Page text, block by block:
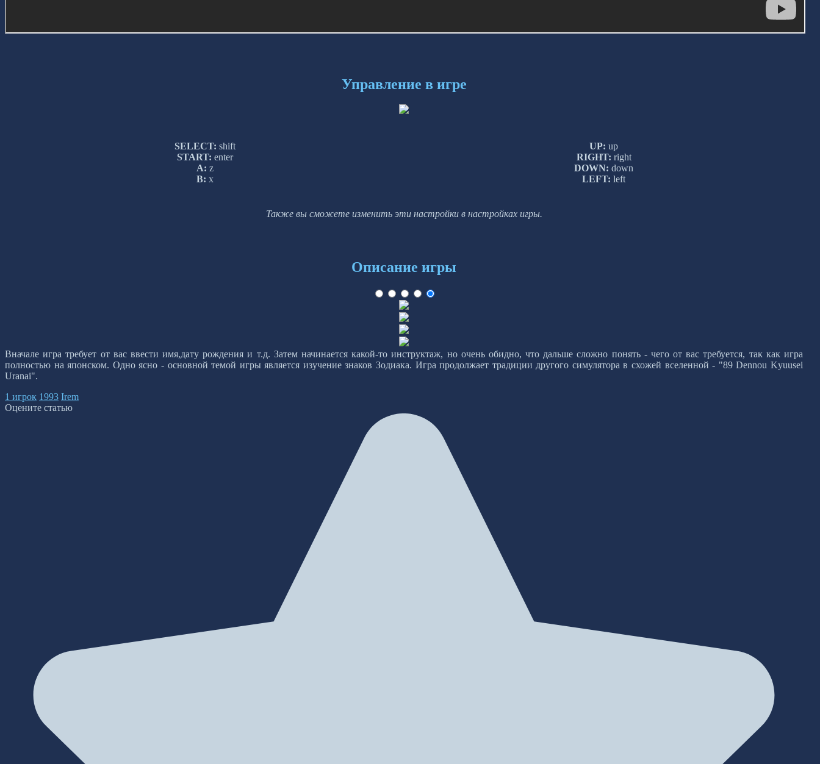
Управление в игре
SELECT: shift
START: enter
A: z
B: x
UP: up
RIGHT: right
DOWN: down
LEFT: left
Также вы сможете изменить эти настройки в настройках игры.
Описание игры
Вначале игра требует от вас ввести имя,дату рождения и т.д. Затем начинается какой-то инструктаж, но очень обидно, что дальше сложно понять - чего от вас требуется, так как игра
полностью на японском. Одно ясно - основной темой игры является изучение знаков Зодиака. Игра продолжает традиции другого симулятора в схожей вселенной - "89 Dennou Kyuusei
Uranai".
1 игрок 1993 Irem
Оцените статью